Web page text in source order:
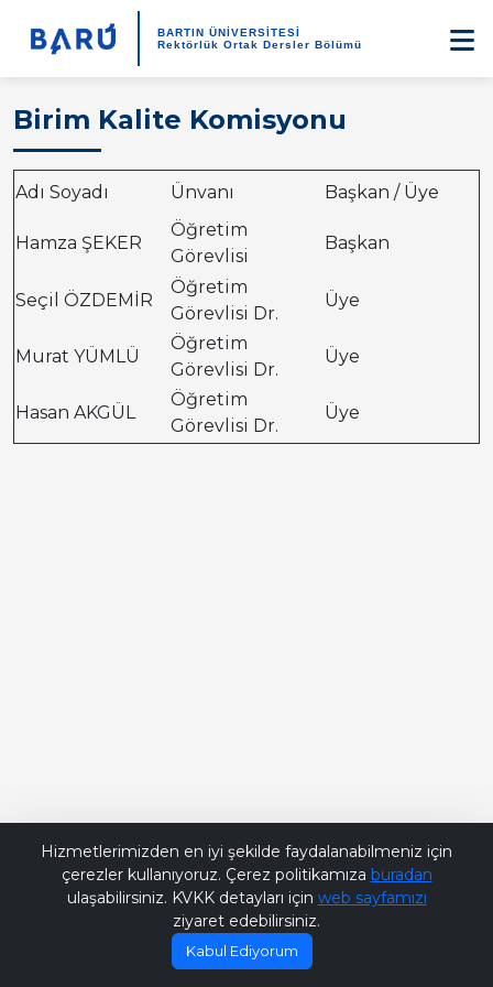
BARTIN ÜNİVERSİTESİ
Rektörlük Ortak Dersler Bölümü
Birim Kalite Komisyonu
Adı Soyadı Ünvanı Başkan / Üye
Hamza ŞEKER
Öğretim
Görevlisi
Başkan
Seçil ÖZDEMİR
Öğretim
Görevlisi Dr.
Üye
Murat YÜMLÜ
Öğretim
Görevlisi Dr.
Üye
Hasan AKGÜL
Öğretim
Görevlisi Dr.
Üye
Hizmetlerimizden en iyi şekilde faydalanabilmeniz için
çerezler kullanıyoruz. Çerez politikamıza buradan
ulaşabilirsiniz. KVKK detayları için web sayfamızı
ziyaret edebilirsiniz.
Kabul Ediyorum
Bana Soru Sor | Ask Me